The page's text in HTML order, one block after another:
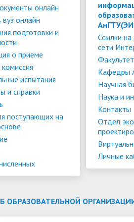
Финансово-
деятельность
Организация питания в
образовательной
Информация
высшего образования РФ
Международное
Информационная
сотрудников и
вопросам коронавирусной
инфекции и организации
дистанционного обучения
платной основе
Для поступающих из
Запорожской области и
Херсонской области
Дополнительный прием
онлайн
онлайн
подготовки и
о приеме
испытания
и справки
поступающих на
Ссылки
сети
Кафедры
Научная
Наука и
Контакты
Отдел
Личные
ОБРАЗОВАТЕЛЬНОЙ